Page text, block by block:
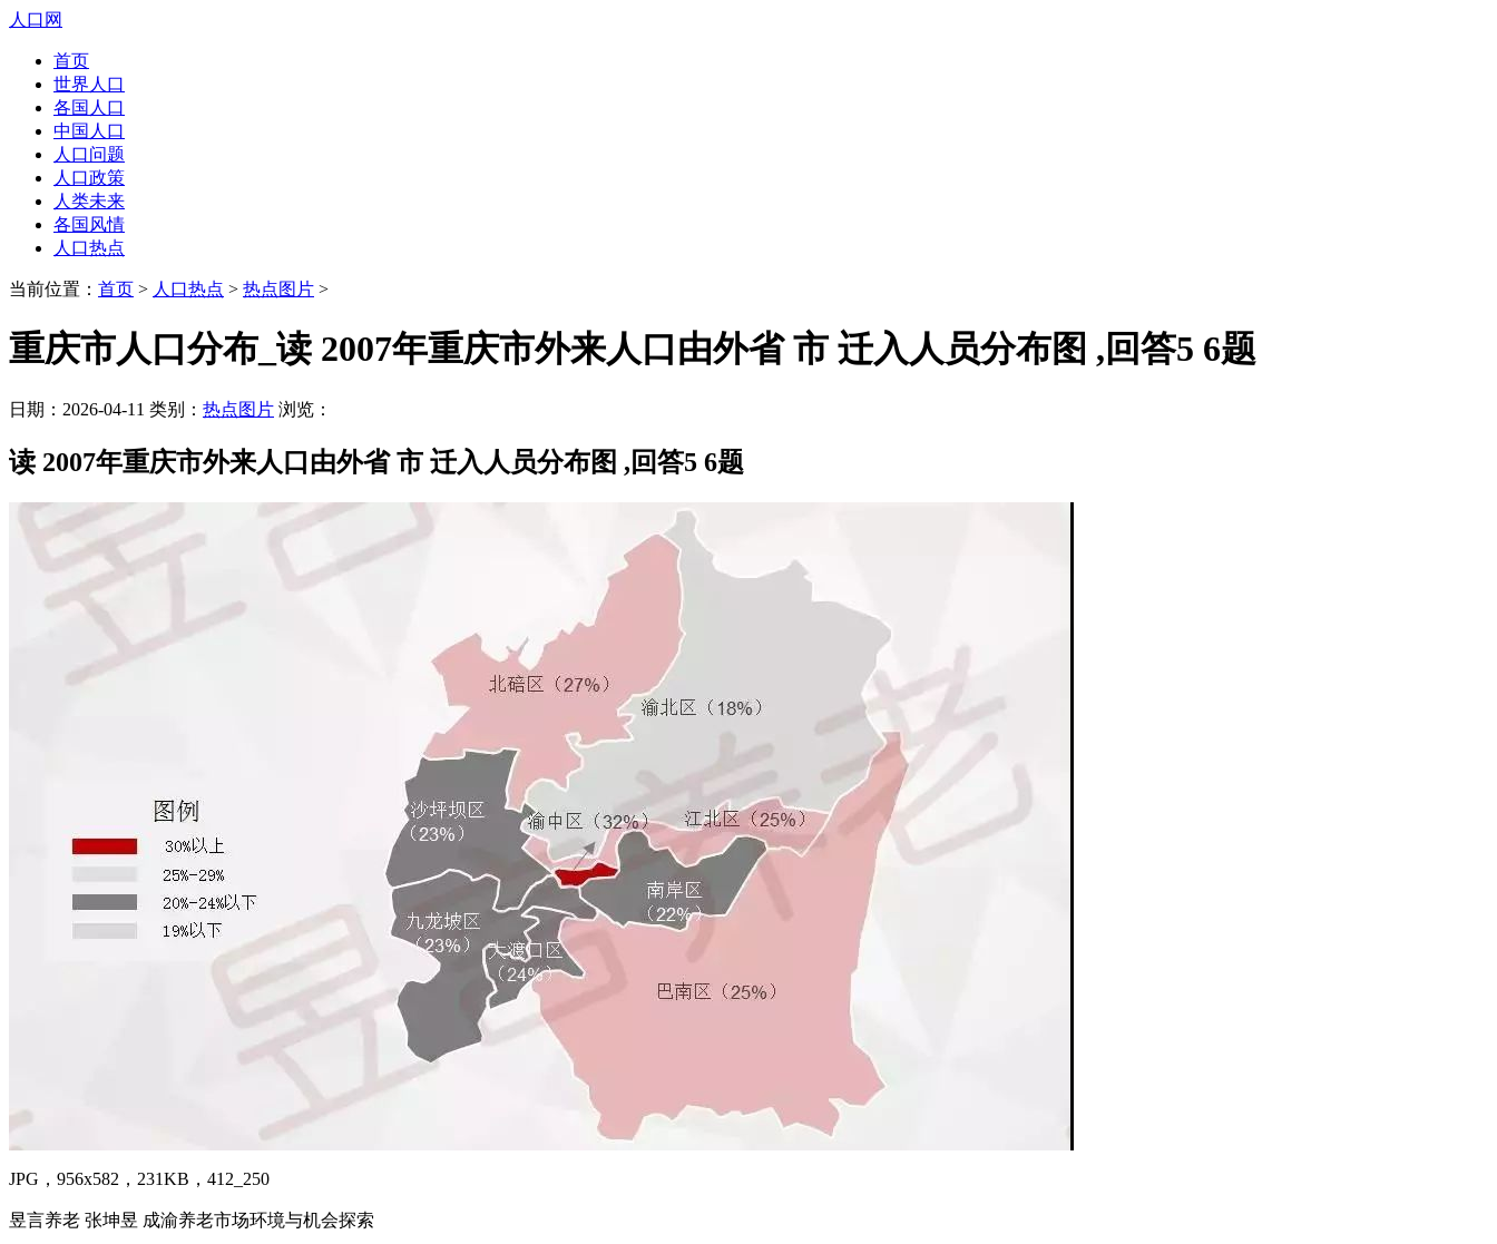
人口网
首页
世界人口
各国人口
中国人口
人口问题
人口政策
人类未来
各国风情
人口热点
当前位置： 首页 > 人口热点 > 热点图片 >
重庆市人口分布_读 2007年重庆市外来人口由外省 市 迁入人员分布图 ,回答5 6题
日期：2026-04-11 类别： 热点图片 浏览：
读 2007年重庆市外来人口由外省 市 迁入人员分布图 ,回答5 6题
JPG，956x582，231KB，412_250
昱言养老 张坤昱 成渝养老市场环境与机会探索